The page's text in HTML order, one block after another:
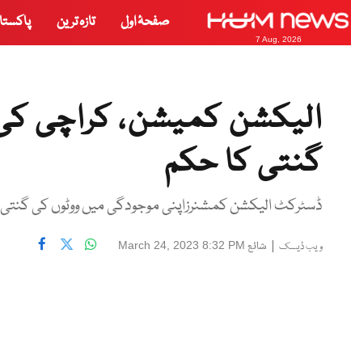
7 Aug, 2026
صفحۂ اول تازہ ترین
گنتی کا حکم
ڈسٹرکٹ الیکشن کمشنرزاپنی موجودگی میں ووٹوں کی
ویب ڈیسک | شائع March 24, 2023 8:32 PM